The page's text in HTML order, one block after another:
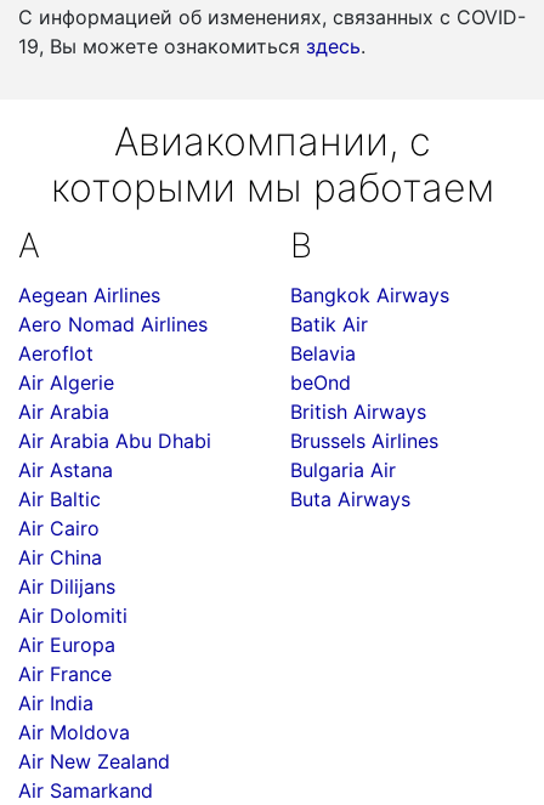
С информацией об изменениях, связанных c COVID-
19, Вы можете ознакомиться здесь.
Авиакомпании, с
которыми мы работаем
A
Aegean Airlines
Aero Nomad Airlines
Aeroflot
Air Algerie
Air Arabia
Air Arabia Abu Dhabi
Air Astana
Air Baltic
Air Cairo
Air China
Air Dilijans
Air Dolomiti
Air Europa
Air France
Air India
Air Moldova
Air New Zealand
Air Samarkand
B
Bangkok Airways
Batik Air
Belavia
beOnd
British Airways
Brussels Airlines
Bulgaria Air
Buta Airways